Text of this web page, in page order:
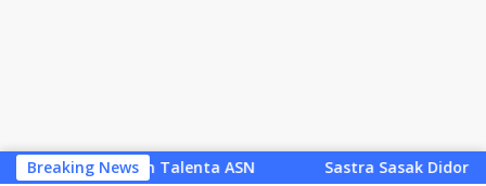
Langsung
Breaking News
Talenta ASN Sastra Sasak Didorong Keluar dari